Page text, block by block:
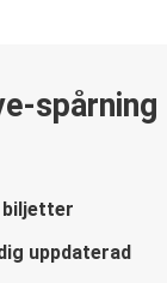
spårning
biljetter
uppdaterad